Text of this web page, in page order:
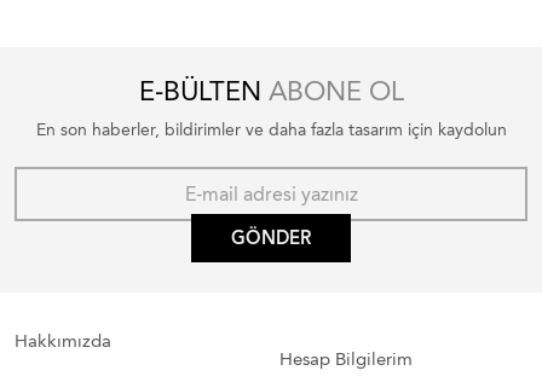
E-BÜLTEN ABONE OL
En son haberler, bildirimler ve daha fazla tasarım için kaydolun
GÖNDER
Hakkımızda
Hesap Bilgilerim